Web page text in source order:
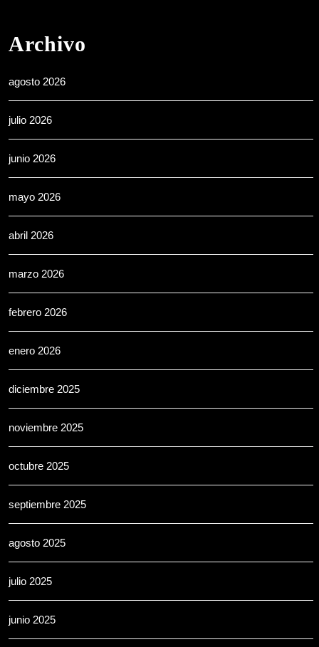
Archivo
agosto 2026
julio 2026
junio 2026
mayo 2026
abril 2026
marzo 2026
febrero 2026
enero 2026
diciembre 2025
noviembre 2025
octubre 2025
septiembre 2025
agosto 2025
julio 2025
junio 2025